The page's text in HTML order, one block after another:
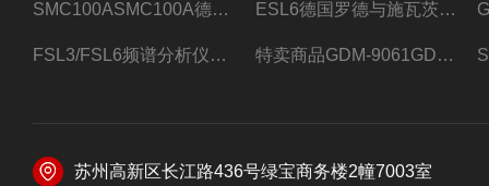
SMC100ASMC100A德国罗德与施瓦茨射频信号源 ESL6德国罗德与施瓦茨预认证EMI接收机
FSL3/FSL6频谱分析仪FSL3/FSL6罗德与施瓦茨 特卖商品GDM-9061GDM-9061台式万用表
苏州高新区长江路436号绿宝商务楼2幢7003室